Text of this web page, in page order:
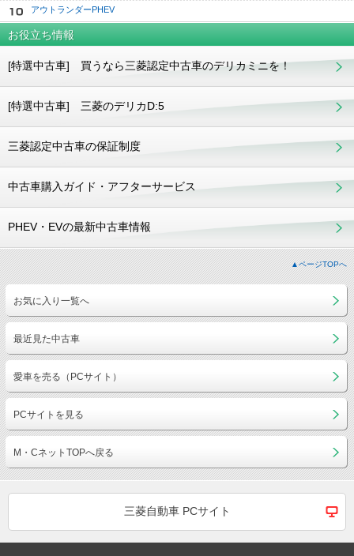
10
アウトランダーPHEV
お役立ち情報
[特選中古車] 買うなら三菱認定中古車のデリカミニを！
[特選中古車] 三菱のデリカD:5
三菱認定中古車の保証制度
中古車購入ガイド・アフターサービス
PHEV・EVの最新中古車情報
▲ページTOPへ
お気に入り一覧へ
最近見た中古車
愛車を売る（PCサイト）
PCサイトを見る
M・CネットTOPへ戻る
三菱自動車 PCサイト